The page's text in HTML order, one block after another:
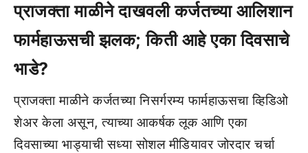
प्राजक्ता माळीने दाखवली कर्जतच्या आलिशान
फार्महाऊसची झलक; किती आहे एका दिवसाचे
भाडे?
प्राजक्ता माळीने कर्जतच्या निसर्गरम्य फार्महाऊसचा व्हिडिओ
शेअर केला असून, त्याच्या आकर्षक लूक आणि एका
दिवसाच्या भाड्याची सध्या सोशल मीडियावर जोरदार चर्चा